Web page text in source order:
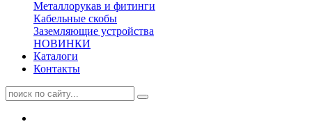
Металлорукав и фитинги
Кабельные скобы
Заземляющие устройства
НОВИНКИ
Каталоги
Контакты